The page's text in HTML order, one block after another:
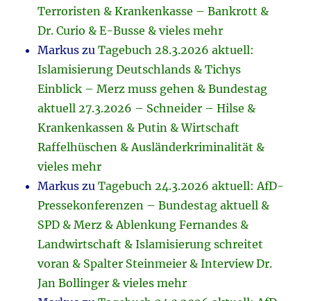
Terroristen & Krankenkasse – Bankrott &
Dr. Curio & E-Busse & vieles mehr
Markus zuTagebuch 28.3.2026 aktuell:
Islamisierung Deutschlands & Tichys
Einblick – Merz muss gehen & Bundestag
aktuell 27.3.2026 – Schneider – Hilse &
Krankenkassen & Putin & Wirtschaft
Raffelhüschen & Ausländerkriminalität &
vieles mehr
Markus zuTagebuch 24.3.2026 aktuell: AfD-
Pressekonferenzen – Bundestag aktuell &
SPD & Merz & Ablenkung Fernandes &
Landwirtschaft & Islamisierung schreitet
voran & Spalter Steinmeier & Interview Dr.
Jan Bollinger & vieles mehr